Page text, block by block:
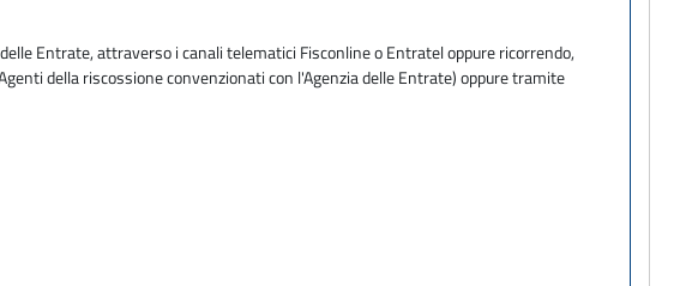
Entrate, attraverso i canali telematici Fisconline o Entratel oppure ricorrendo,
della riscossione convenzionati con l'Agenzia delle Entrate) oppure tramite